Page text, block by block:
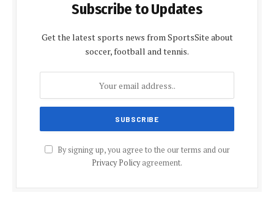
Subscribe to Updates
Get the latest sports news from SportsSite about
soccer, football and tennis.
By signing up, you agree to the our terms and our
Privacy Policyagreement.